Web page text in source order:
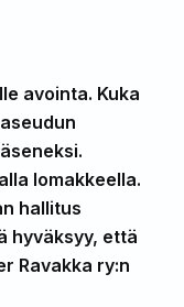
avointa. Kuka
lomakkeella.
hallitus
hyväksyy, että
Ravakka ry:n